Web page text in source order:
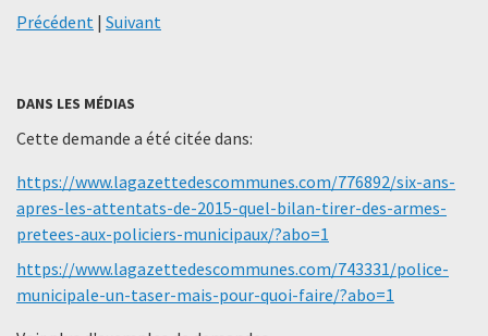
Précédent | Suivant
DANS LES MÉDIAS
Cette demande a été citée dans:
https://www.lagazettedescommunes.com/776892/six-ans-
apres-les-attentats-de-2015-quel-bilan-tirer-des-armes-
pretees-aux-policiers-municipaux/?abo=1
https://www.lagazettedescommunes.com/743331/police-
municipale-un-taser-mais-pour-quoi-faire/?abo=1